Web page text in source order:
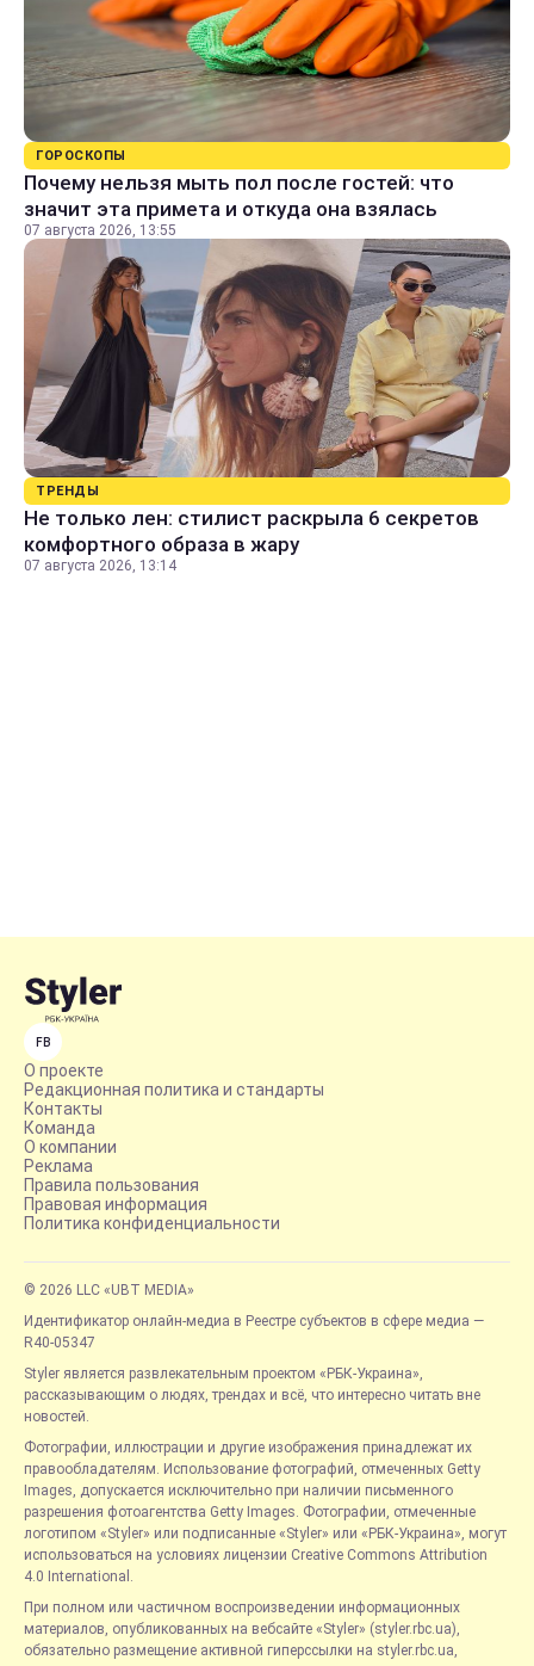
ГОРОСКОПЫ
Почему нельзя мыть пол после гостей: что
значит эта примета и откуда она взялась
07 августа 2026, 13:55
ТРЕНДЫ
Не только лен: стилист раскрыла 6 секретов
комфортного образа в жару
07 августа 2026, 13:14
FB
О проекте
Редакционная политика и стандарты
Контакты
Команда
О компании
Реклама
Правила пользования
Правовая информация
Политика конфиденциальности
© 2026 LLC «UBT MEDIA»
Идентификатор онлайн-медиа в Реестре субъектов в сфере медиа —
R40-05347
Styler является развлекательным проектом «РБК-Украина»,
рассказывающим о людях, трендах и всё, что интересно читать вне
новостей.
Фотографии, иллюстрации и другие изображения принадлежат их
правообладателям. Использование фотографий, отмеченных Getty
Images, допускается исключительно при наличии письменного
разрешения фотоагентства Getty Images. Фотографии, отмеченные
логотипом «Styler» или подписанные «Styler» или «РБК-Украина», могут
использоваться на условиях лицензии Creative Commons Attribution
4.0 International.
При полном или частичном воспроизведении информационных
материалов, опубликованных на вебсайте «Styler» (styler.rbc.ua),
обязательно размещение активной гиперссылки на styler.rbc.ua,